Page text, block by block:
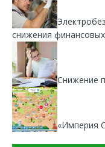
снижения
Снижение
«Империя